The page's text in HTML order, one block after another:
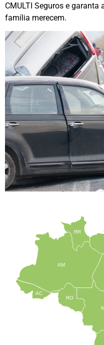
CMULTI Seguros e
família merecem.
RR
AM
AC
RO